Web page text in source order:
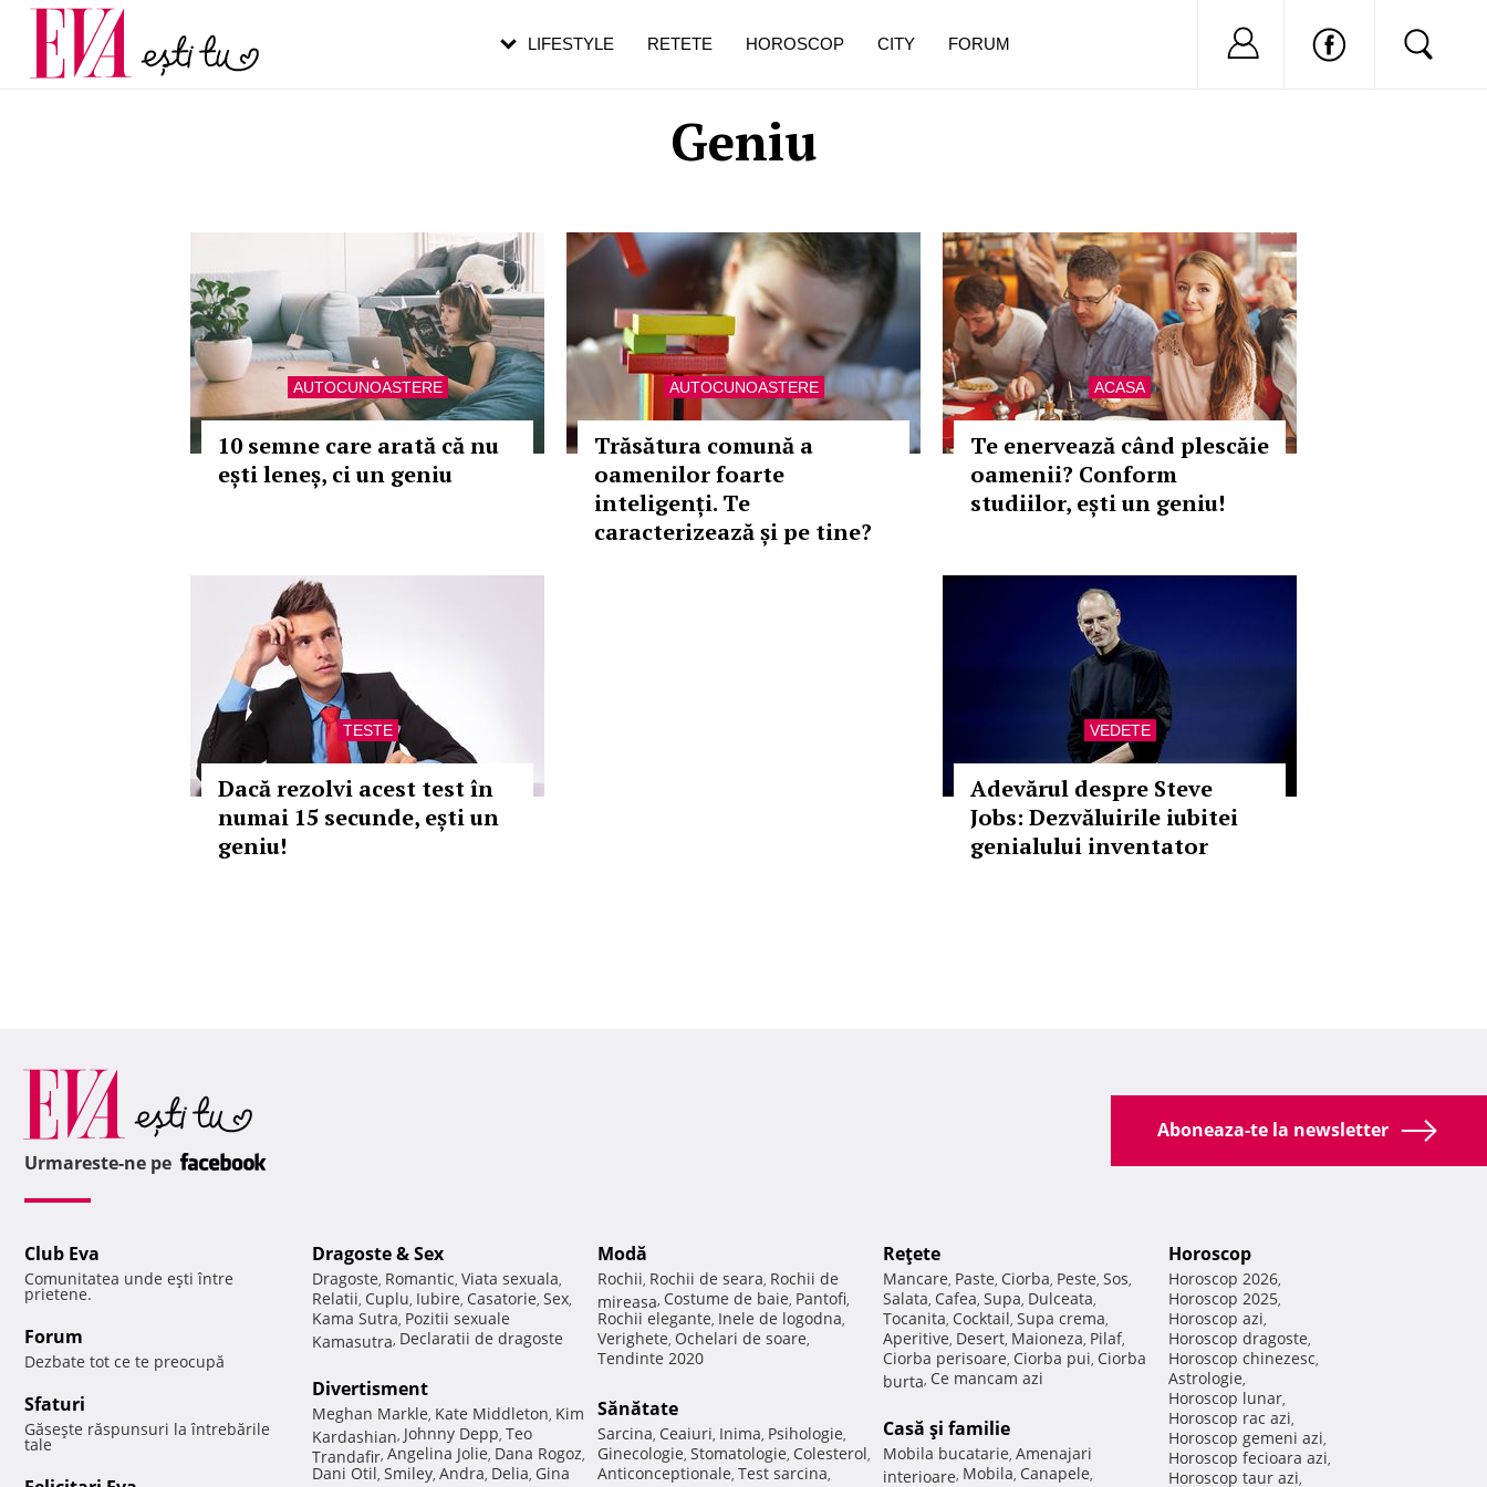
Geniu
AUTOCUNOASTERE
10 semne care arată că nu
ești leneș, ci un geniu
AUTOCUNOASTERE
Trăsătura comună a
oamenilor foarte
inteligenți. Te
caracterizează și pe tine?
ACASA
Te enervează când plescăie
oamenii? Conform
studiilor, ești un geniu!
TESTE
Dacă rezolvi acest test în
numai 15 secunde, ești un
geniu!
VEDETE
Adevărul despre Steve
Jobs: Dezvăluirile iubitei
genialului inventator
LIFESTYLE RETETE HOROSCOP CITY FORUM Nu ai cont?
Carieră
Actualitate
pe măsură ce înaintezi în vârstă
de dureroasă este investigația
Aboneaza-te la newsletter
Urmareste-ne pe
Club Eva
Comunitatea unde eşti între
prietene.
Forum
Dezbate tot ce te preocupă
Sfaturi
Găseşte răspunsuri la întrebările
tale
Dragoste & Sex
Dragoste, Romantic, Viata sexuala,
Relatii, Cuplu, Iubire, Casatorie, Sex,
Kama Sutra, Pozitii sexuale
Kamasutra, Declaratii de dragoste
Divertisment
Meghan Markle, Kate Middleton, Kim
Kardashian, Johnny Depp, Teo
Trandafir, Angelina Jolie, Dana Rogoz,
Dani Otil, Smiley, Andra, Delia, Gina
Modă
Rochii, Rochii de seara, Rochii de
mireasa, Costume de baie, Pantofi,
Rochii elegante, Inele de logodna,
Verighete, Ochelari de soare,
Tendinte 2020
Sănătate
Sarcina, Ceaiuri, Inima, Psihologie,
Ginecologie, Stomatologie, Colesterol,
Anticonceptionale, Test sarcina,
Reţete
Mancare, Paste, Ciorba, Peste, Sos,
Salata, Cafea, Supa, Dulceata,
Tocanita, Cocktail, Supa crema,
Aperitive, Desert, Maioneza, Pilaf,
Ciorba perisoare, Ciorba pui, Ciorba
burta, Ce mancam azi
Casă şi familie
Mobila bucatarie, Amenajari
interioare, Mobila, Canapele,
Horoscop
Horoscop 2026,
Horoscop 2025,
Horoscop azi,
Horoscop dragoste,
Horoscop chinezesc,
Astrologie,
Horoscop lunar,
Horoscop rac azi,
Horoscop gemeni azi,
Horoscop fecioara azi,
Horoscop taur azi,